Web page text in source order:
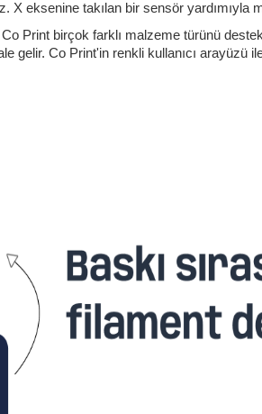
X eksenine takılan bir sensör
Print birçok farklı malzeme türünü
Co Print'in renkli kullanıcı arayüzü